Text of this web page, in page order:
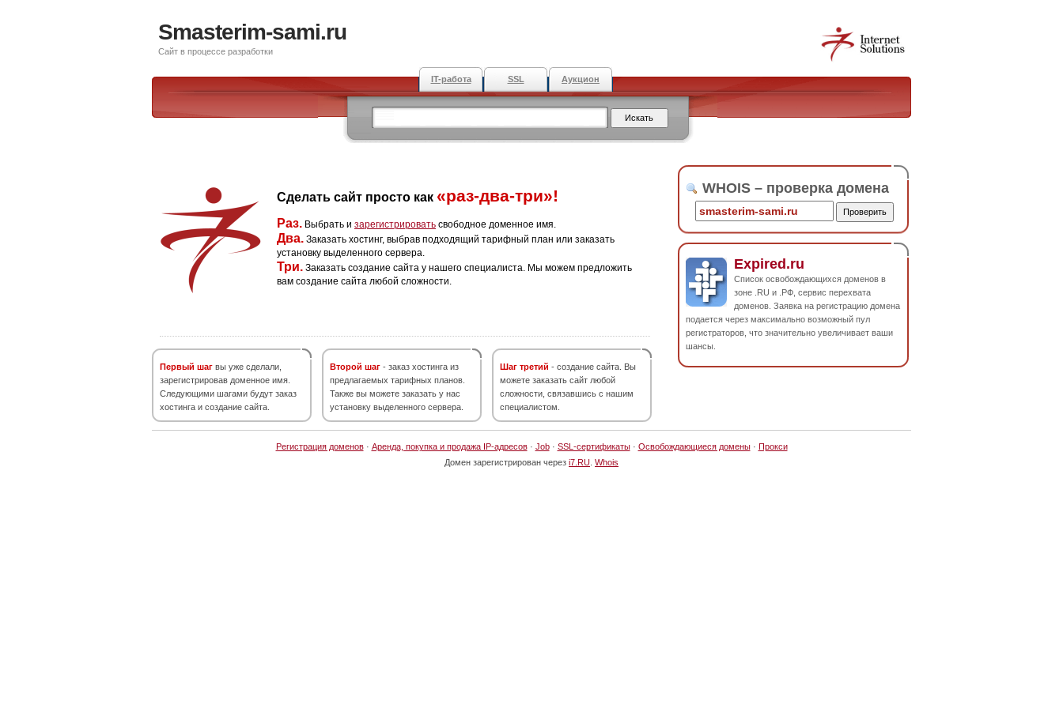
Smasterim-sami.ru
Сайт в процессе разработки
IT-работа SSL Аукцион
Сделать сайт просто как «раз-два-три»!
Раз. Выбрать и зарегистрировать свободное доменное имя.
Два. Заказать хостинг, выбрав подходящий тарифный план или заказать
установку выделенного сервера.
Три. Заказать создание сайта у нашего специалиста. Мы можем предложить
вам создание сайта любой сложности.
Первый шаг вы уже сделали,
зарегистрировав доменное имя.
Следующими шагами будут заказ
хостинга и создание сайта.
Второй шаг - заказ хостинга из
предлагаемых тарифных планов.
Также вы можете заказать у нас
установку выделенного сервера.
Шаг третий - создание сайта. Вы
можете заказать сайт любой
сложности, связавшись с нашим
специалистом.
WHOIS – проверка домена
Expired.ru
Список освобождающихся доменов в
зоне .RU и .РФ, сервис перехвата
доменов. Заявка на регистрацию домена
подается через максимально возможный пул
регистраторов, что значительно увеличивает ваши
шансы.
Регистрация доменов· Аренда, покупка и продажа IP-адресов· Job· SSL-сертификаты· Освобождающиеся домены· Прокси
Домен зарегистрирован через i7.RU Whois